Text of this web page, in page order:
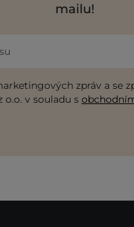
mailu!
zpráv a se
o.o. v souladu s